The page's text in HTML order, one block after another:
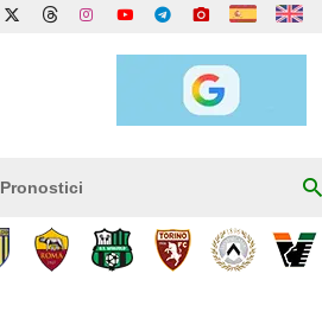
Pronostici